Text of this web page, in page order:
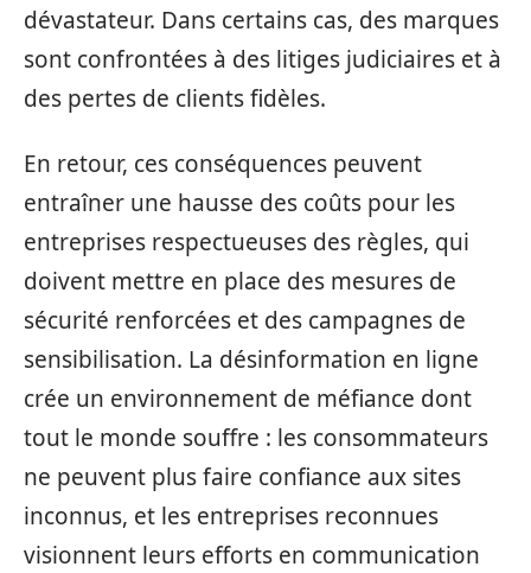
dévastateur. Dans certains cas, des marques
sont confrontées à des litiges judiciaires et à
des pertes de clients fidèles.
En retour, ces conséquences peuvent
entraîner une hausse des coûts pour les
entreprises respectueuses des règles, qui
doivent mettre en place des mesures de
sécurité renforcées et des campagnes de
sensibilisation. La désinformation en ligne
crée un environnement de méfiance dont
tout le monde souffre : les consommateurs
ne peuvent plus faire confiance aux sites
inconnus, et les entreprises reconnues
visionnent leurs efforts en communication